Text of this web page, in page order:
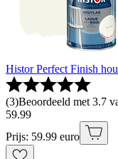
Histor Perfect Finish
(3)Beoordeeld met 3.7
59.99
Prijs: 59.99 euro